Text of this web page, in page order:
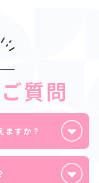
質問
ますか？
たは翌日の朝にお渡